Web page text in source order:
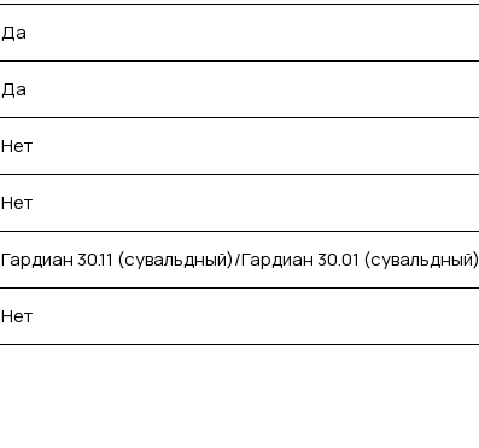
Да
Да
Нет
Нет
Гардиан 30.11 (сувальдный)/Гардиан 30.01 (сувальдный)
Нет